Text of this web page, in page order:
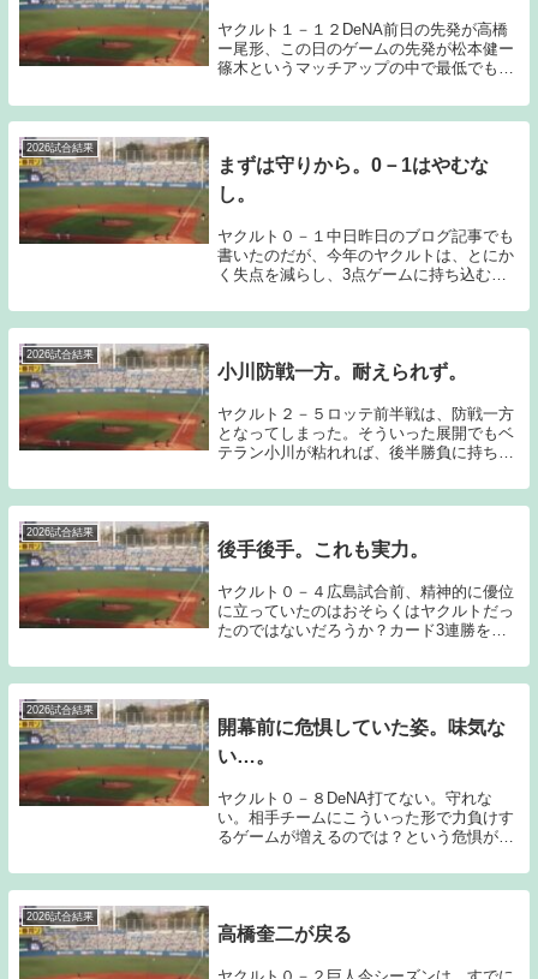
ヤクルト１－１２DeNA前日の先発が高橋
ー尾形、この日のゲームの先発が松本健ー
篠木というマッチアップの中で最低でも1
ゲーム共に落としてしまった。池山監督が
チームの雰囲気を変え、個々の能力では他
2026試合結果
まずは守りから。0－1はやむな
し。
ヤクルト０－１中日昨日のブログ記事でも
書いたのだが、今年のヤクルトは、とにか
く失点を減らし、3点ゲームに持ち込むこ
での逆転サヨナラ勝ちとなったのだが、今
日は柳に完封を許してしまった。今年のヤ
2026試合結果
小川防戦一方。耐えられず。
ヤクルト２－５ロッテ前半戦は、防戦一方
となってしまった。そういった展開でもベ
テラン小川が粘れれば、後半勝負に持ち込
らこまめに失点を重ねてしまい、試合の流
れを手放してしまった。終始ロッテペース
2026試合結果
後手後手。これも実力。
ヤクルト０－４広島試合前、精神的に優位
に立っていたのはおそらくはヤクルトだっ
たのではないだろうか？カード3連勝を掛
った。対する広島はルーキーの赤木が先発
ということで両チームとも早めの継投を念
2026試合結果
開幕前に危惧していた姿。味気な
い…。
ヤクルト０－８DeNA打てない。守れな
い。相手チームにこういった形で力負けす
るゲームが増えるのでは？という危惧が開
ういった完敗はあったのだが、その他のロ
ースコアのゲームを拾うことが出来ていた
2026試合結果
高橋奎二が戻る